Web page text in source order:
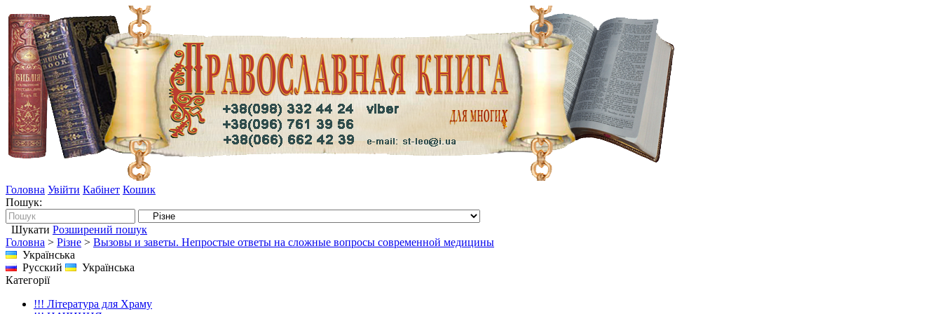
Головна Увійти Кабінет Кошик
Пошук:
Шукати Розширений пошук
Головна > Різне > Вызовы и заветы. Непростые ответы на сложные вопросы современной медицины
Українська
Русский
Українська
Категорії
!!! Література для Храму